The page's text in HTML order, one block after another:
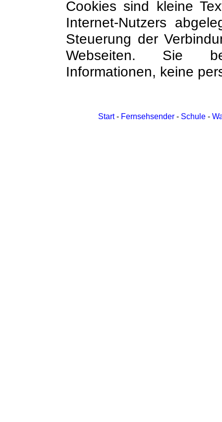
Cookies sind kleine
Internet-Nutzers
Steuerung der
Webseiten. Sie
Informationen, keine
Start- Fernsehsender- Schule-